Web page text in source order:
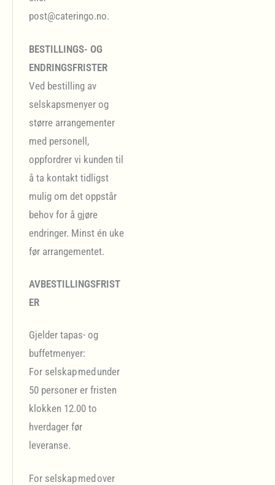
post@cateringo.no.
BESTILLINGS- OG
ENDRINGSFRISTER
Ved bestilling av
selskapsmenyer og
større arrangementer
med personell,
oppfordrer vi kunden til
å ta kontakt tidligst
mulig om det oppstår
behov for å gjøre
endringer. Minst én uke
før arrangementet.
AVBESTILLINGSFRIST
ER
Gjelder tapas- og
buffetmenyer:
For selskap med under
50 personer er fristen
klokken 12.00 to
hverdager før
leveranse.
For selskap med over